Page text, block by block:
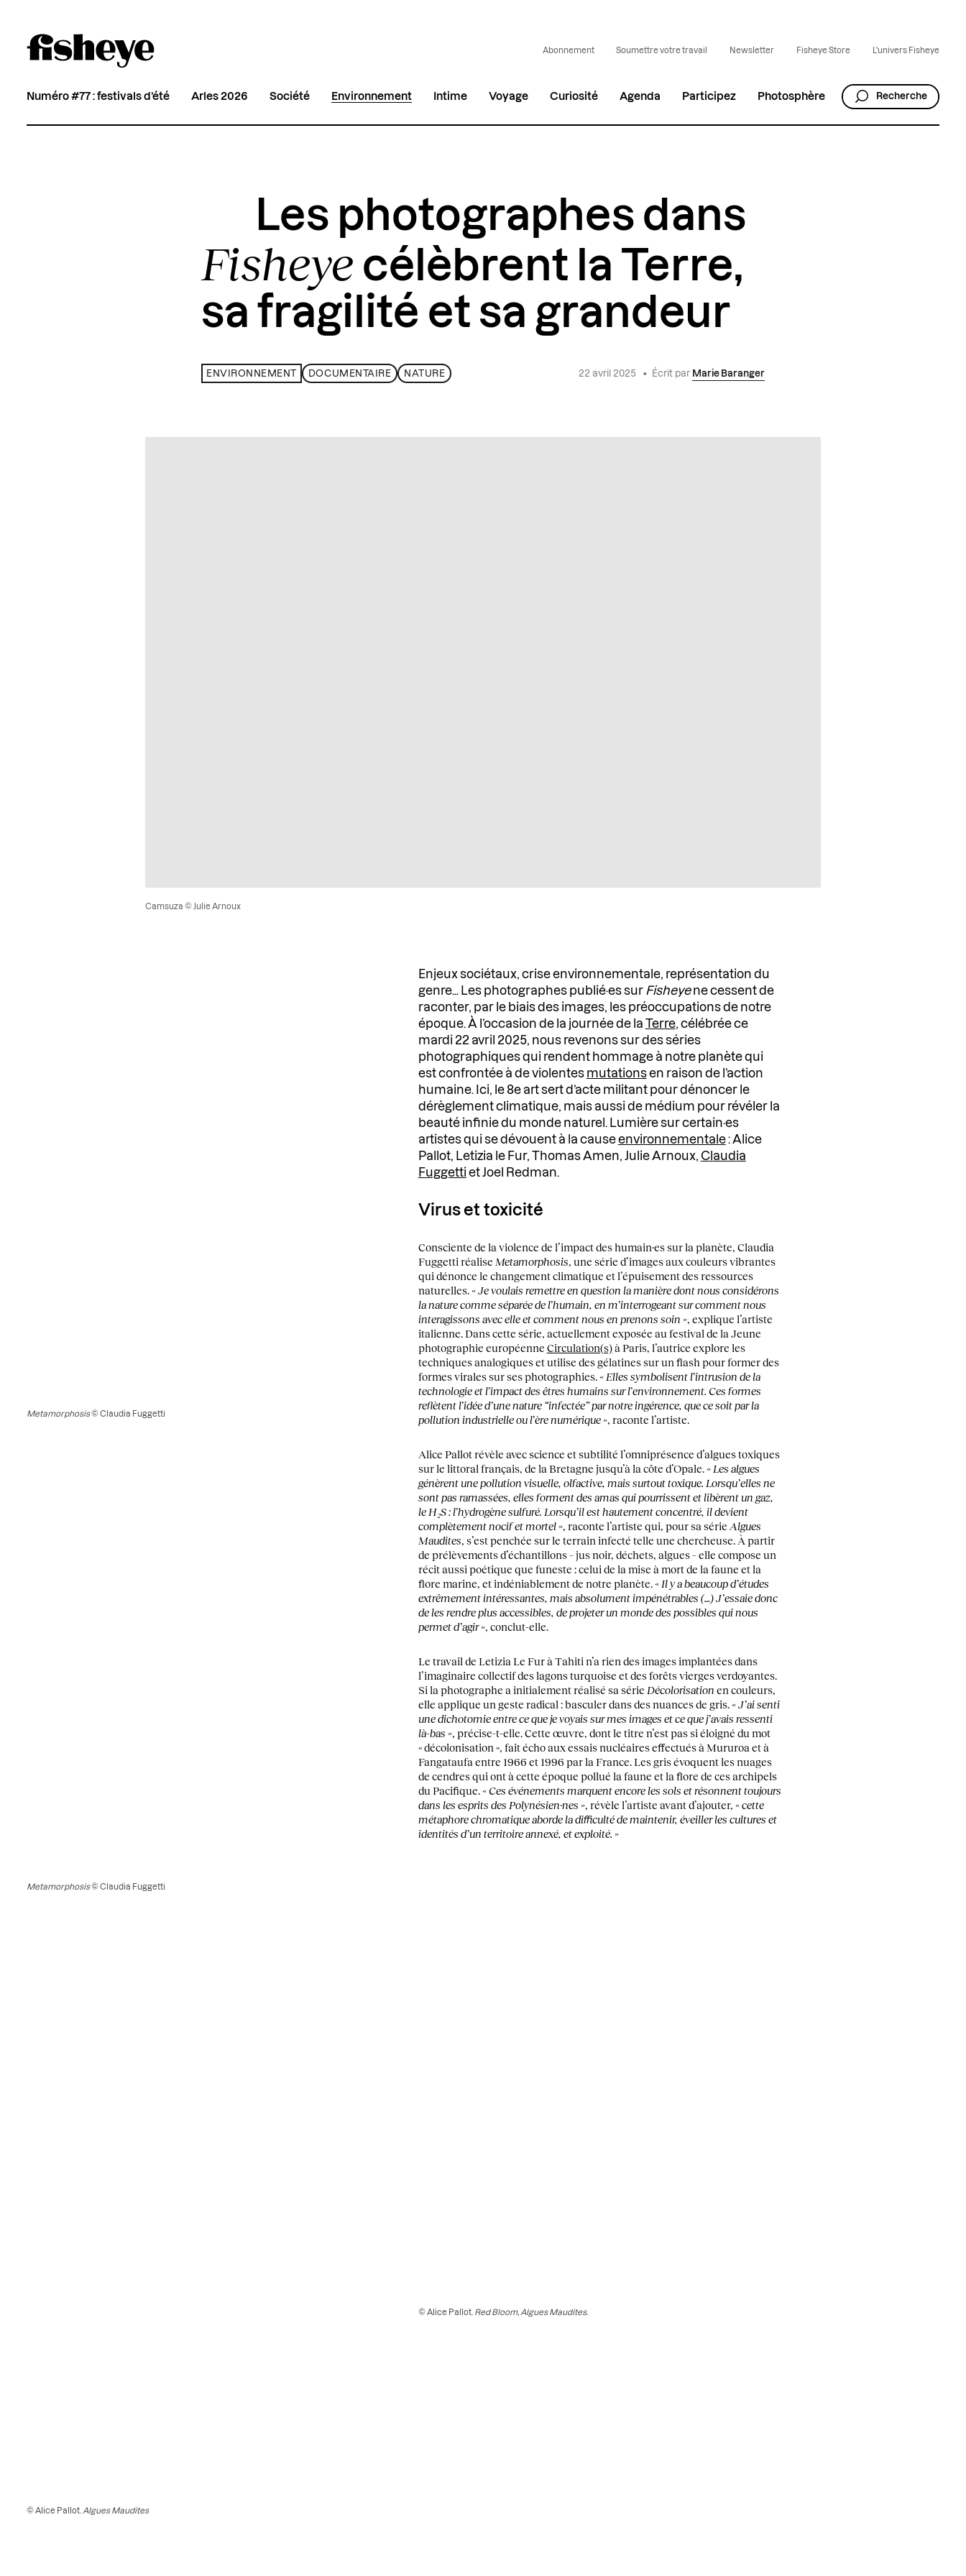
Abonnement Soumettre votre travail Newsletter Fisheye Store L'univers Fisheye
Numéro #77 : festivals d’été Arles 2026 Société Environnement Intime Voyage Curiosité Agenda Participez Photosphère Recherche
Les photographes dans
Fisheye célèbrent la Terre,
sa fragilité et sa grandeur
ENVIRONNEMENT DOCUMENTAIRE NATURE 22 avril 2025 • Écrit par Marie Baranger
Camsuza © Julie Arnoux
Metamorphosis© Claudia Fuggetti
Metamorphosis© Claudia Fuggetti
Enjeux sociétaux, crise environnementale, représentation du
genre… Les photographes publié·es sur Fisheyene cessent de
raconter, par le biais des images, les préoccupations de notre
époque. À l’occasion de la journée de la Terre, célébrée ce
mardi 22 avril 2025, nous revenons sur des séries
photographiques qui rendent hommage à notre planète qui
est confrontée à de violentes mutationsen raison de l’action
humaine. Ici, le 8e art sert d’acte militant pour dénoncer le
dérèglement climatique, mais aussi de médium pour révéler la
beauté infinie du monde naturel. Lumière sur certain·es
artistes qui se dévouent à la causeenvironnementale: Alice
Pallot, Letizia le Fur, Thomas Amen, Julie Arnoux, Claudia
Fuggetti et Joel Redman.
Virus et toxicité
Consciente de la violence de l’impact des humain·es sur la planète, Claudia
Fuggetti réalise Metamorphosis , une série d’images aux couleurs vibrantes
qui dénonce le changement climatique et l’épuisement des ressources
naturelles. « Je voulais remettre en question la manière dont nous considérons
la nature comme séparée de l’humain, en m’interrogeant sur comment nous
interagissons avec elle et comment nous en prenons soin », explique l’artiste
italienne. Dans cette série, actuellement exposée au festival de la Jeune
photographie européenne Circulation(s)à Paris, l’autrice explore les
techniques analogiques et utilise des gélatines sur un flash pour former des
formes virales sur ses photographies. « Elles symbolisent l’intrusion de la
technologie et l’impact des êtres humains sur l’environnement. Ces formes
reflètent l’idée d’une nature “infectée” par notre ingérence, que ce soit par la
pollution industrielle ou l’ère numérique », raconte l’artiste.
Alice Pallot révèle avec science et subtilité l’omniprésence d’algues toxiques
sur le littoral français, de la Bretagne jusqu’à la côte d’Opale. « Les algues
génèrent une pollution visuelle, olfactive, mais surtout toxique. Lorsqu’elles ne
sont pas ramassées, elles forment des amas qui pourrissent et libèrent un gaz,
le H₂S : l’hydrogène sulfuré. Lorsqu’il est hautement concentré, il devient
complètement nocif et mortel », raconte l’artiste qui, pour sa série Algues
Maudites , s’est penchée sur le terrain infecté telle une chercheuse. À partir
de prélèvements d’échantillons – jus noir, déchets, algues – elle compose un
récit aussi poétique que funeste : celui de la mise à mort de la faune et la
flore marine, et indéniablement de notre planète. « Il y a beaucoup d’études
extrêmement intéressantes, mais absolument impénétrables (…) J’essaie donc
de les rendre plus accessibles, de projeter un monde des possibles qui nous
permet d’agir », conclut-elle.
Le travail de Letizia Le Fur à Tahiti n’a rien des images implantées dans
l’imaginaire collectif des lagons turquoise et des forêts vierges verdoyantes.
Si la photographe a initialement réalisé sa série Décolorisation en couleurs,
elle applique un geste radical : basculer dans des nuances de gris. « J’ai senti
une dichotomie entre ce que je voyais sur mes images et ce que j’avais ressenti
là-bas », précise-t-elle. Cette œuvre, dont le titre n’est pas si éloigné du mot
« décolonisation », fait écho aux essais nucléaires effectués à Mururoa et à
Fangataufa entre 1966 et 1996 par la France. Les gris évoquent les nuages
de cendres qui ont à cette époque pollué la faune et la flore de ces archipels
du Pacifique. « Ces événements marquent encore les sols et résonnent toujours
dans les esprits des Polynésien·nes », révèle l’artiste avant d’ajouter, « cette
métaphore chromatique aborde la difficulté de maintenir, éveiller les cultures et
identités d’un territoire annexé, et exploité. »
© Alice Pallot.Algues Maudites
© Alice Pallot. Red Bloom, Algues Maudites.